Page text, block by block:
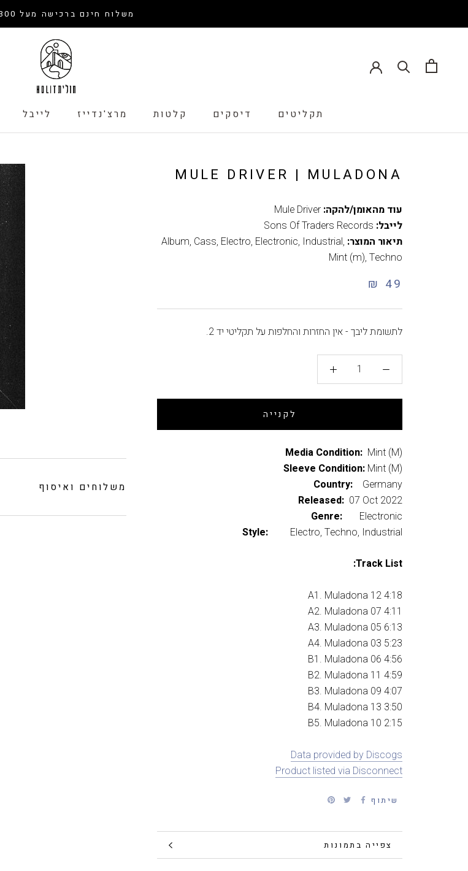
משלוח חינם ברכישה מעל 300 ש"ח
תקליטים
דיסקים
קלטות
מרצ'נדייז
לייבל
MULE DRIVER | MULADONA
עוד מהאומן/להקה: Mule Driver
לייבל: Sons Of Traders Records
תיאור המוצר:
Album, Cass, Electro, Electronic, Industrial,
Mint (m), Techno
49 ₪
לתשומת ליבך - אין החזרות והחלפות על תקליטי יד 2.
לקנייה
Media Condition: Mint (M)
Sleeve Condition: Mint (M)
Country: Germany
Released: 07 Oct 2022
Genre: Electronic
Style: Electro, Techno, Industrial
Track List:
A1. Muladona 12 4:18
A2. Muladona 07 4:11
A3. Muladona 05 6:13
A4. Muladona 03 5:23
B1. Muladona 06 4:56
B2. Muladona 11 4:59
B3. Muladona 09 4:07
B4. Muladona 13 3:50
B5. Muladona 10 2:15
Data provided by Discogs
Product listed via Disconnect
שיתוף
פרטים נוספים
צפייה בתמונות
משלוחים ואיסוף